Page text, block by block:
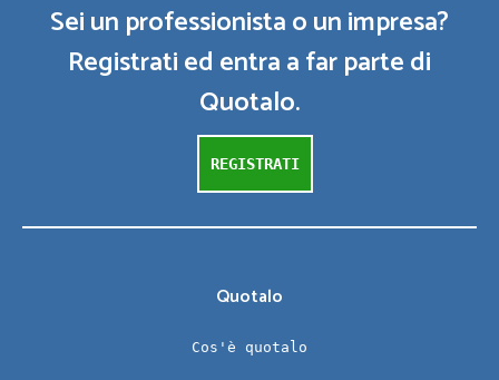
Sei un professionista o un impresa?
Registrati ed entra a far parte di
Quotalo.
REGISTRATI
Quotalo
Cos'è quotalo